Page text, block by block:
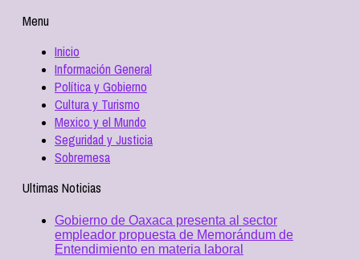
Menu
Inicio
Información General
Política y Gobierno
Cultura y Turismo
Mexico y el Mundo
Seguridad y Justicia
Sobremesa
Ultimas Noticias
Gobierno de Oaxaca presenta al sector
empleador propuesta de Memorándum de
Entendimiento en materia laboral